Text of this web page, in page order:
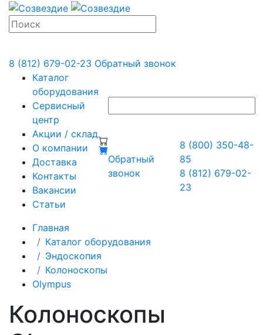
8 (812) 679-02-23 Обратный звонок
Каталог
оборудования
Сервисный
центр
Акции / склад
О компании
Доставка
Контакты
Вакансии
Статьи
Обратный
звонок
8 (800) 350-48-
85
8 (812) 679-02-
23
Главная
Каталог оборудования
Эндоскопия
Колоноскопы
Olympus
Колоноскопы